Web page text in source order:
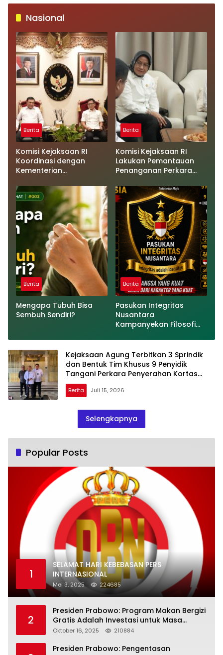
Nasional
Berita
Komisi Kejaksaan RI
Koordinasi dengan
Kementerian
Politik dan Keamanan
Terkait Pengawasan
Penanganan Perkara
Dugaan Korupsi dan
TPPU Mantan Jampidsus,
FA
Berita
Komisi Kejaksaan RI
Lakukan Pemantauan
Penanganan Perkara
TPPU yang Melibatkan
Mantan Jampidsus, FA di
Kejaksaan Agung
Berita
Mengapa Tubuh Bisa
Sembuh Sendiri?
Berita
Pasukan Integritas
Nusantara
Kampanyekan Filosofi
Kejaksaan Agung Terbitkan 3 Sprindik
dan Bentuk Tim Khusus 9 Penyidik
Tangani Perkara Penyerahan Kortas
Tipikor Polri
Berita Juli 15, 2026
Selengkapnya
Popular Posts
1
SELAMAT HARI KEBEBASAN PERS
INTERNASIONAL
Mei 3, 2025 224685
2
Presiden Prabowo: Program Makan Bergizi
Gratis Adalah Investasi untuk Masa
Depan Bangsa
Oktober 16, 2025 210884
Presiden Prabowo: Pengentasan